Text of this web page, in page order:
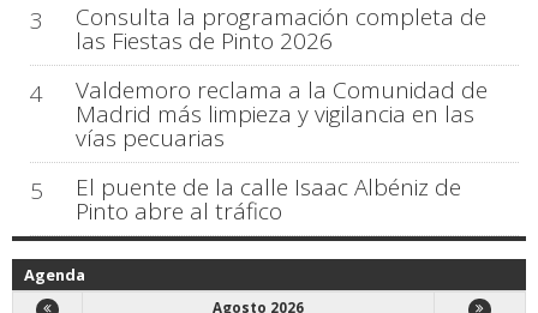
3
Consulta la programación completa de
las Fiestas de Pinto 2026
4
Valdemoro reclama a la Comunidad de
Madrid más limpieza y vigilancia en las
vías pecuarias
5
El puente de la calle Isaac Albéniz de
Pinto abre al tráfico
Agenda
Agosto 2026